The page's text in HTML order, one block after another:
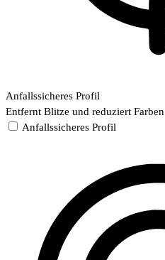
Anfallssicheres Profil
Entfernt Blitze und reduziert Farben
Anfallssicheres Profil